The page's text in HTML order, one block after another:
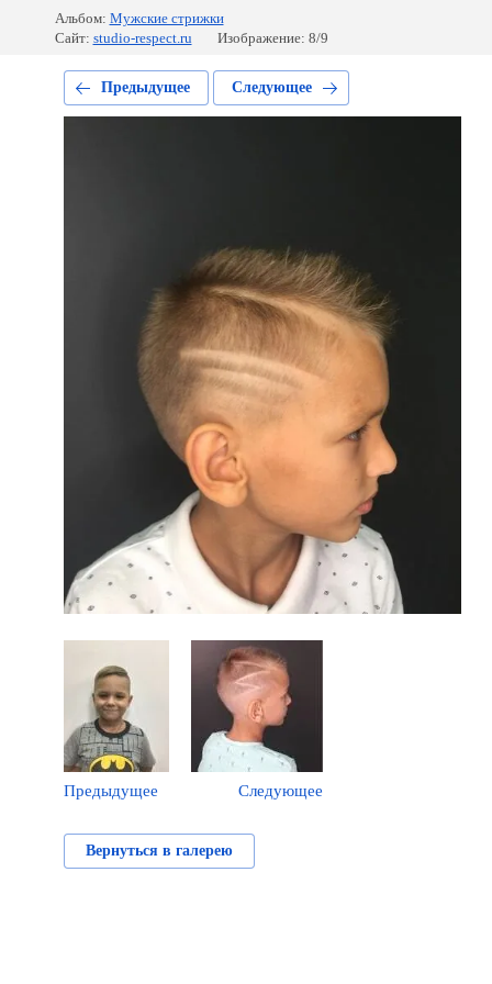
Альбом: Мужские стрижки
Сайт: studio-respect.ru Изображение: 8/9
Предыдущее Следующее
Предыдущее Следующее
Вернуться в галерею